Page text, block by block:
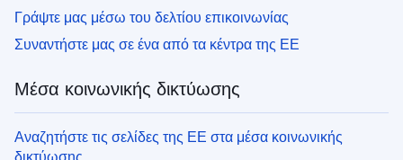
Γράψτε μας μέσω του δελτίου επικοινωνίας
Συναντήστε μας σε ένα από τα κέντρα της ΕΕ
Μέσα κοινωνικής δικτύωσης
Αναζητήστε τις σελίδες της ΕΕ στα μέσα κοινωνικής